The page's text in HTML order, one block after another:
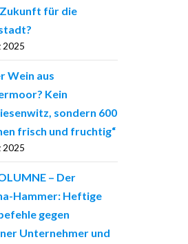
für die
2025
Wein aus
Kein
sondern 600
frisch und fruchtig“
2025
– Der
Hammer: Heftige
gegen
Unternehmer und